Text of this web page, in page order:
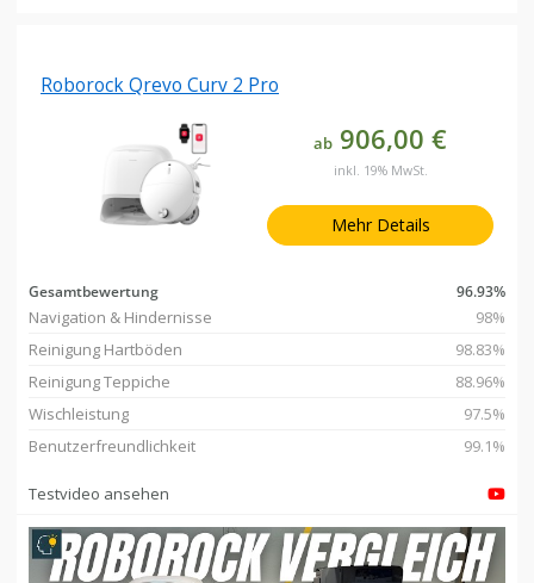
Roborock Qrevo Curv 2 Pro
ab 906,00 €
inkl. 19% MwSt.
Mehr Details
Gesamtbewertung 96.93%
Navigation & Hindernisse
98%
Reinigung Hartböden
98.83%
Reinigung Teppiche
88.96%
Wischleistung
97.5%
Benutzerfreundlichkeit
99.1%
Testvideo ansehen